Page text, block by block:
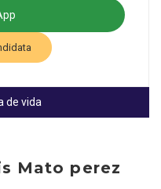
de vida
Mato perez